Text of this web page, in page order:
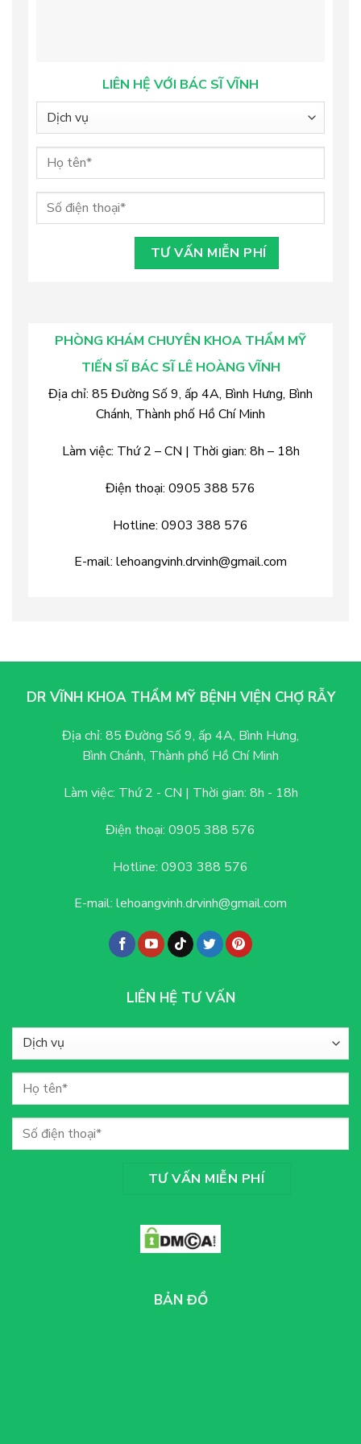
LIÊN HỆ VỚI BÁC SĨ VĨNH
PHÒNG KHÁM CHUYÊN KHOA THẨM MỸ
TIẾN SĨ BÁC SĨ LÊ HOÀNG VĨNH
Địa chỉ: 85 Đường Số 9, ấp 4A, Bình Hưng, Bình
Chánh, Thành phố Hồ Chí Minh
Làm việc: Thứ 2 – CN | Thời gian: 8h – 18h
Điện thoại: 0905 388 576
Hotline: 0903 388 576
E-mail: lehoangvinh.drvinh@gmail.com
DR VĨNH KHOA THẨM MỸ BỆNH VIỆN CHỢ RẪY
Địa chỉ: 85 Đường Số 9, ấp 4A, Bình Hưng,
Bình Chánh, Thành phố Hồ Chí Minh
Làm việc: Thứ 2 - CN | Thời gian: 8h - 18h
Điện thoại: 0905 388 576
Hotline: 0903 388 576
E-mail: lehoangvinh.drvinh@gmail.com
LIÊN HỆ TƯ VẤN
BẢN ĐỒ